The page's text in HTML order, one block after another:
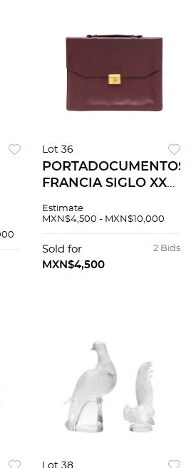
Lot 36
PORTADOCUMENTOS
FRANCIA SIGLO XX
Cartier Elaborado en
Incluye
guardapolvos
Estimate
MXN$4,500 - MXN$10,000
2 Bids
Sold for
MXN$4,500
Lot 38